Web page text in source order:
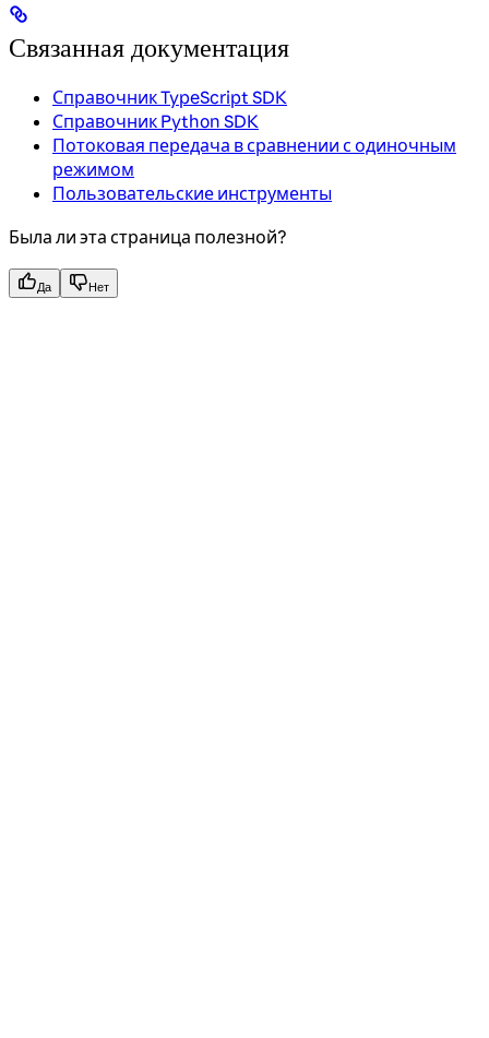
Связанная документация
Справочник TypeScript SDK
Справочник Python SDK
Потоковая передача в сравнении с одиночным
режимом
Пользовательские инструменты
Была ли эта страница полезной?
Да Нет